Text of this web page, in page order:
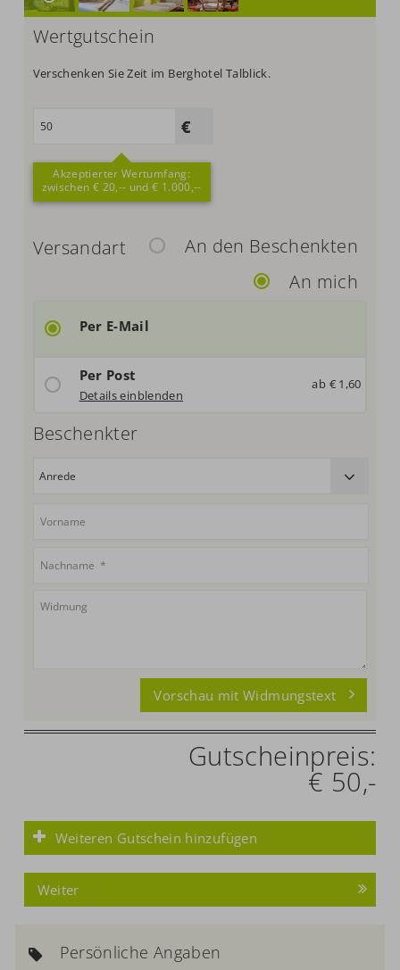
Wertgutschein
Verschenken Sie Zeit im Berghotel Talblick.
Akzeptierter Wertumfang:
zwischen € 20,-- und € 1.000,--
Versandart
An den Beschenkten
An mich
Per E-Mail
ab € 1,60
Per Post
Details einblenden
Deutschland: € 1,60
Beschenkter
Vorschau mit Widmungstext
Gutscheinpreis:
€ 50,-
Weiteren Gutschein hinzufügen
Weiter
Persönliche Angaben